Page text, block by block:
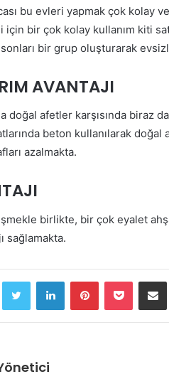
bu evleri yapmak çok kolay
bir çok kolay kullanım kiti
sonları bir grup oluşturarak
AVANTAJI
doğal afetler karşısında biraz
beton kullanılarak
azalmakta.
birlikte, bir çok eyalet
sağlamakta.
FacebookTwitter LinkedIn PinterestPocket